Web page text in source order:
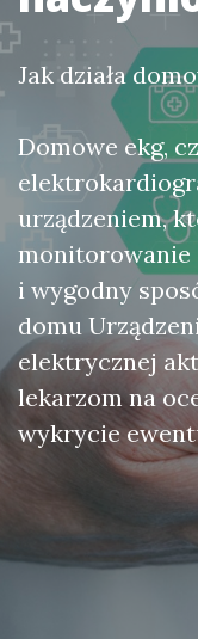
Jak działa
Domowe ekg,
urządzeniem,
monitorowanie
i wygodny
domu
elektrycznej
lekarzom na
wykrycie